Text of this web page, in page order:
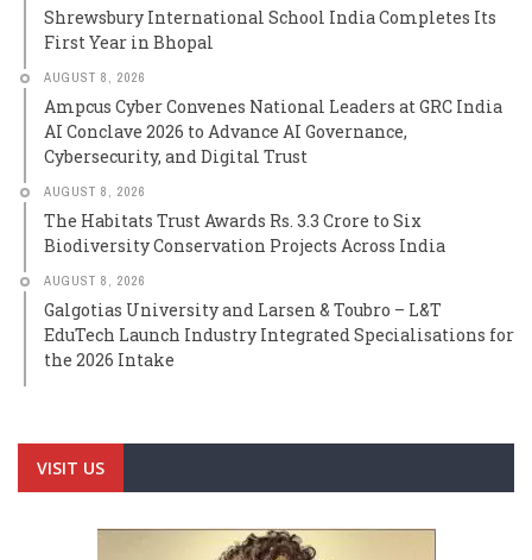
Shrewsbury International School India Completes Its
First Year in Bhopal
AUGUST 8, 2026
Ampcus Cyber Convenes National Leaders at GRC India
AI Conclave 2026 to Advance AI Governance,
Cybersecurity, and Digital Trust
AUGUST 8, 2026
The Habitats Trust Awards Rs. 3.3 Crore to Six
Biodiversity Conservation Projects Across India
AUGUST 8, 2026
Galgotias University and Larsen & Toubro – L&T
EduTech Launch Industry Integrated Specialisations for
the 2026 Intake
VISIT US